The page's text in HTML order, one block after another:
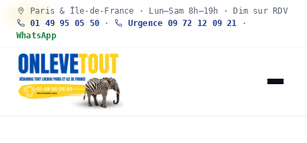
Paris & Île-de-France · Lun–Sam 8h–19h · Dim sur RDV
01 49 95 05 50 · Urgence 09 72 12 09 21 ·
WhatsApp
30 SEC